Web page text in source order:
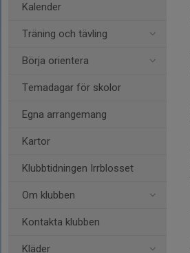
Kalender
Träning och tävling
Börja orientera
Temadagar för skolor
Egna arrangemang
Kartor
Klubbtidningen Irrblosset
Om klubben
Kontakta klubben
Kläder